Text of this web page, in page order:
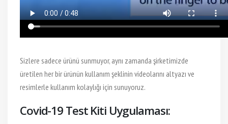
Sizlere sadece ürünü sunmuyor, aynı zamanda şirketimizde
üretilen her bir ürünün kullanım şeklinin videolarını altyazı ve
resimlerle kullanım kolaylığı için sunuyoruz.
Covid-19 Test Kiti Uygulaması: